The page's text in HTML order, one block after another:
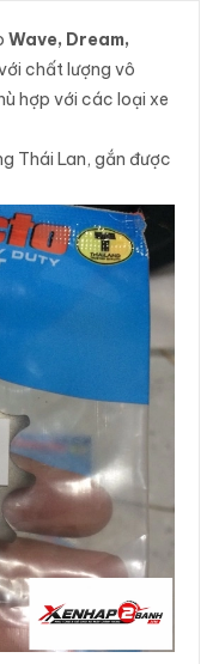
Wave, Dream,
chất lượng vô
hợp với các loại xe
Thái Lan, gắn được